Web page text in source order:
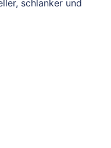
schlanker und